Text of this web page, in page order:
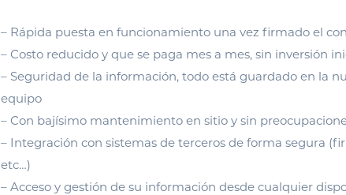
– Rápida puesta en funcionamiento una vez firmado el
– Costo reducido y que se paga mes a mes, sin inversión
– Seguridad de la información, todo está guardado en la
equipo
– Con bajísimo mantenimiento en sitio y sin
– Integración con sistemas de terceros de forma segura
etc…)
– Acceso y gestión de su información desde cualquier